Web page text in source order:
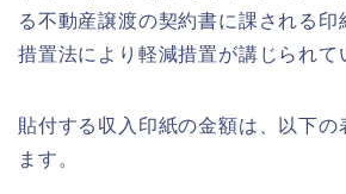
る不動産譲渡の契約書に課される印
措置法により軽減措置が講じられて
貼付する収入印紙の金額は、以下の
ます。